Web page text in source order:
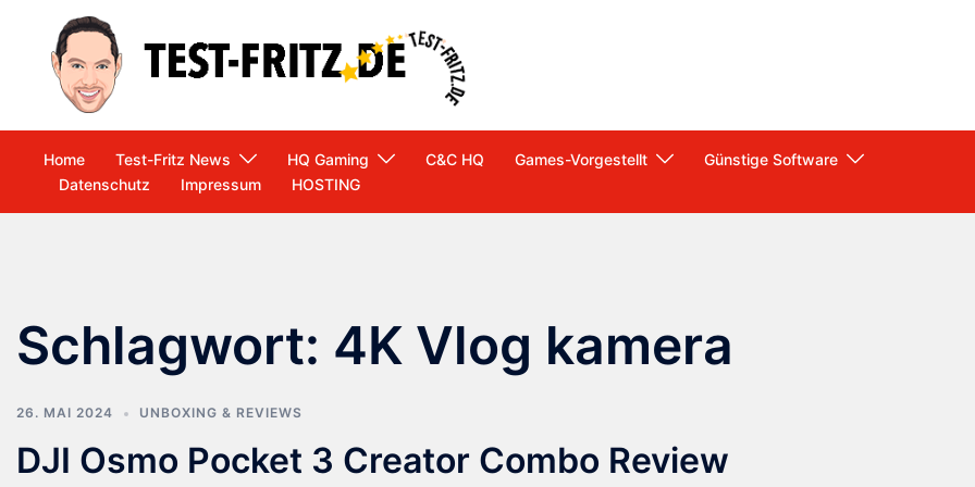
springen
Home Test-Fritz News HQ Gaming C&C HQ Games-Vorgestellt
Günstige Software
Datenschutz
Impressum HOSTING
Schlagwort: 4K Vlog kamera
26. MAI 2024 UNBOXING & REVIEWS
DJI Osmo Pocket 3 Creator Combo Review